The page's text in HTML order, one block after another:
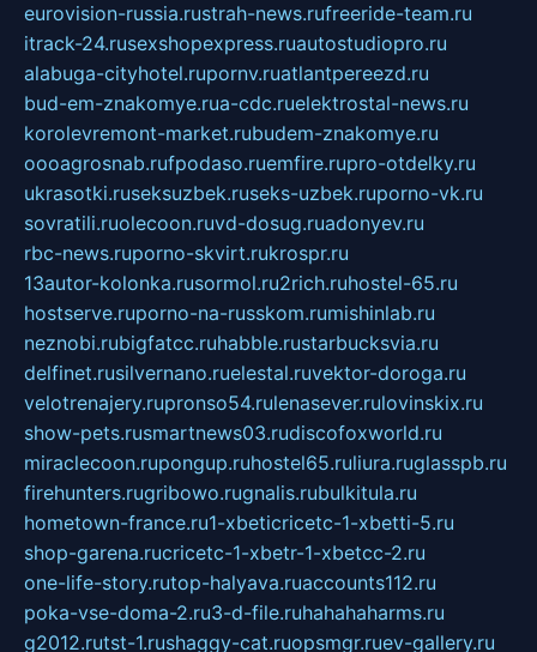
eurovision-russia.rustrah-news.rufreeride-team.ru
itrack-24.rusexshopexpress.ruautostudiopro.ru
alabuga-cityhotel.rupornv.ruatlantpereezd.ru
bud-em-znakomye.rua-cdc.ruelektrostal-news.ru
korolevremont-market.rubudem-znakomye.ru
oooagrosnab.rufpodaso.ruemfire.rupro-otdelky.ru
ukrasotki.ruseksuzbek.ruseks-uzbek.ruporno-vk.ru
sovratili.ruolecoon.ruvd-dosug.ruadonyev.ru
rbc-news.ruporno-skvirt.rukrospr.ru
13autor-kolonka.rusormol.ru2rich.ruhostel-65.ru
hostserve.ruporno-na-russkom.rumishinlab.ru
neznobi.rubigfatcc.ruhabble.rustarbucksvia.ru
delfinet.rusilvernano.ruelestal.ruvektor-doroga.ru
velotrenajery.rupronso54.rulenasever.rulovinskix.ru
show-pets.rusmartnews03.rudiscofoxworld.ru
miraclecoon.rupongup.ruhostel65.ruliura.ruglasspb.ru
firehunters.rugribowo.rugnalis.rubulkitula.ru
hometown-france.ru1-xbeticricetc-1-xbetti-5.ru
shop-garena.rucricetc-1-xbetr-1-xbetcc-2.ru
one-life-story.rutop-halyava.ruaccounts112.ru
poka-vse-doma-2.ru3-d-file.ruhahahaharms.ru
g2012.rutst-1.rushaggy-cat.ruopsmgr.ruev-gallery.ru